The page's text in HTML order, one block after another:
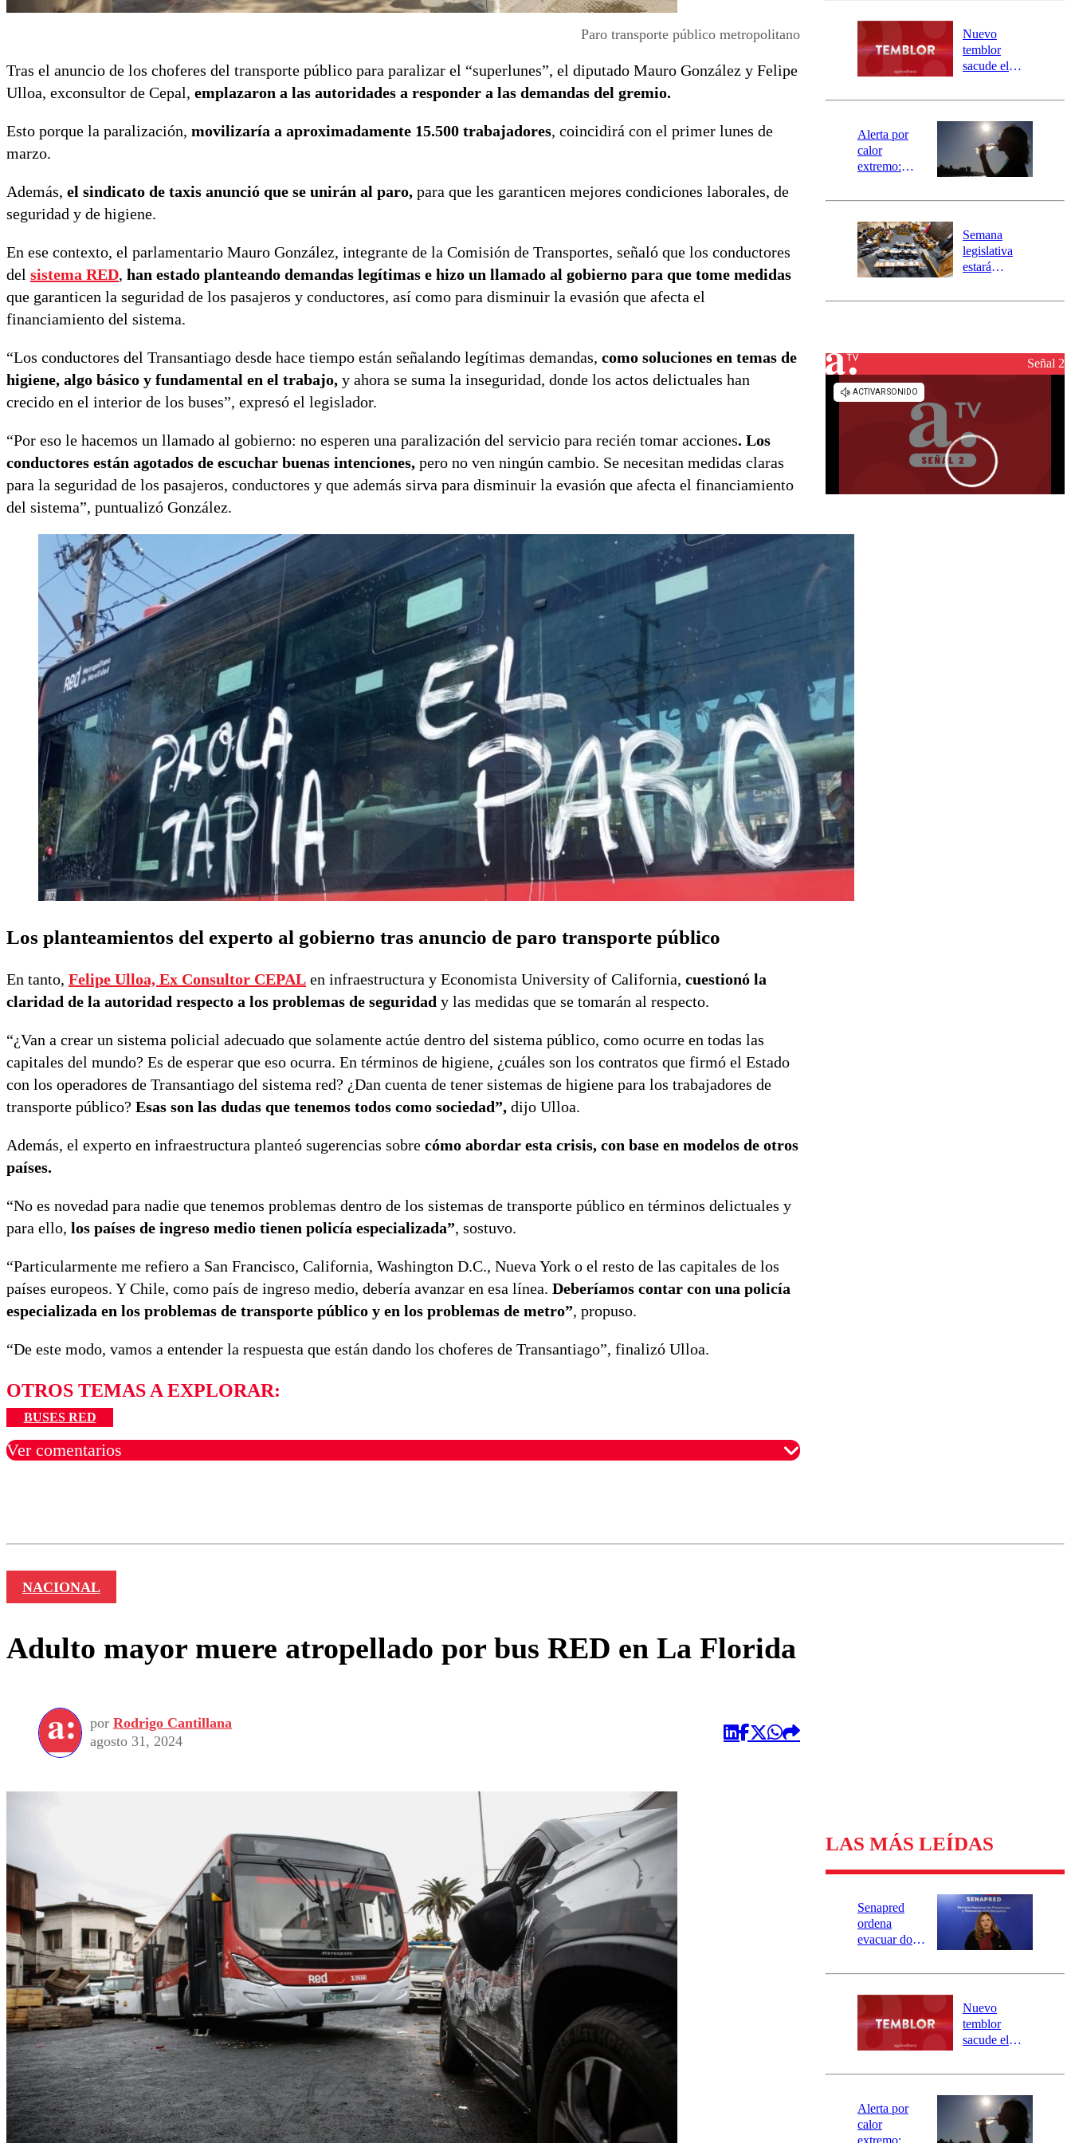
Paro transporte público metropolitano
Tras el anuncio de los choferes del transporte público para paralizar el “superlunes”, el diputado Mauro González y Felipe
Ulloa, exconsultor de Cepal, emplazaron a las autoridades a responder a las demandas del gremio.
Esto porque la paralización, movilizaría a aproximadamente 15.500 trabajadores, coincidirá con el primer lunes de
marzo.
Además, el sindicato de taxis anunció que se unirán al paro, para que les garanticen mejores condiciones laborales, de
seguridad y de higiene.
En ese contexto, el parlamentario Mauro González, integrante de la Comisión de Transportes, señaló que los conductores
del sistema RED, han estado planteando demandas legítimas e hizo un llamado al gobierno para que tome medidas
que garanticen la seguridad de los pasajeros y conductores, así como para disminuir la evasión que afecta el
financiamiento del sistema.
“Los conductores del Transantiago desde hace tiempo están señalando legítimas demandas, como soluciones en temas de
higiene, algo básico y fundamental en el trabajo, y ahora se suma la inseguridad, donde los actos delictuales han
crecido en el interior de los buses”, expresó el legislador.
“Por eso le hacemos un llamado al gobierno: no esperen una paralización del servicio para recién tomar acciones. Los
conductores están agotados de escuchar buenas intenciones, pero no ven ningún cambio. Se necesitan medidas claras
para la seguridad de los pasajeros, conductores y que además sirva para disminuir la evasión que afecta el financiamiento
del sistema”, puntualizó González.
Los planteamientos del experto al gobierno tras anuncio de paro transporte público
En tanto, Felipe Ulloa, Ex Consultor CEPAL en infraestructura y Economista University of California, cuestionó la
claridad de la autoridad respecto a los problemas de seguridad y las medidas que se tomarán al respecto.
“¿Van a crear un sistema policial adecuado que solamente actúe dentro del sistema público, como ocurre en todas las
capitales del mundo? Es de esperar que eso ocurra. En términos de higiene, ¿cuáles son los contratos que firmó el Estado
con los operadores de Transantiago del sistema red? ¿Dan cuenta de tener sistemas de higiene para los trabajadores de
transporte público? Esas son las dudas que tenemos todos como sociedad”, dijo Ulloa.
Además, el experto en infraestructura planteó sugerencias sobre cómo abordar esta crisis, con base en modelos de otros
países.
“No es novedad para nadie que tenemos problemas dentro de los sistemas de transporte público en términos delictuales y
para ello, los países de ingreso medio tienen policía especializada”, sostuvo.
“Particularmente me refiero a San Francisco, California, Washington D.C., Nueva York o el resto de las capitales de los
países europeos. Y Chile, como país de ingreso medio, debería avanzar en esa línea. Deberíamos contar con una policía
especializada en los problemas de transporte público y en los problemas de metro”, propuso.
“De este modo, vamos a entender la respuesta que están dando los choferes de Transantiago”, finalizó Ulloa.
OTROS TEMAS A EXPLORAR:
BUSES RED
Ver comentarios
río Damas:
activa
mensajería
SAE
Nuevo
temblor
sacude el
revisa la
epicentro
Alerta por
calor
extremo:
activa Alerta
Preventiva en
tres comunas
Semana
legislativa
estará
el fin de la
reconstrucciónSeñal 2
NACIONAL
Adulto mayor muere atropellado por bus RED en La Florida
por Rodrigo Cantillana
agosto 31, 2024
LAS MÁS LEÍDAS
Senapred
ordena
evacuar dos
Carahue por
río Damas:
activa
mensajería
SAE
Nuevo
temblor
sacude el
revisa la
epicentro
Alerta por
calor